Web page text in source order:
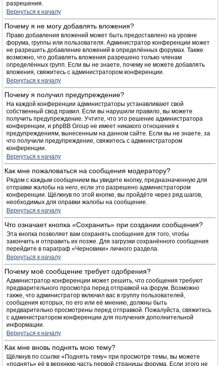
разрешения.
Вернуться к началу
Почему я не могу добавлять вложения?
Право добавления вложений может быть предоставлено на уровне
форума, группы или пользователя. Администратор конференции может
не разрешить добавление вложений в определённых форумах. Также
возможно, что добавлять вложения разрешено только членам
определённых групп. Если вы не знаете, почему не можете добавлять
вложения, свяжитесь с администратором конференции.
Вернуться к началу
Почему я получил предупреждение?
На каждой конференции администраторы устанавливают свой
собственный свод правил. Если вы нарушили правило, вы можете
получить предупреждение. Учтите, что это решение администратора
конференции, и phpBB Group не имеет никакого отношения к
предупреждениям, вынесенным на данном сайте. Если вы не знаете, за
что получили предупреждение, свяжитесь с администратором
конференции.
Вернуться к началу
Как мне пожаловаться на сообщения модератору?
Рядом с каждым сообщением вы увидите кнопку, предназначенную для
отправки жалобы на него, если это разрешено администратором
конференции. Щёлкнув по этой кнопке, вы пройдёте через ряд шагов,
необходимых для оправки жалобы на сообщение.
Вернуться к началу
Что означает кнопка «Сохранить» при создании сообщения?
Эта кнопка позволяет вам сохранять сообщения для того, чтобы
закончить и отправить их позже. Для загрузки сохранённого сообщения
перейдите в параграф «Черновики» личного раздела.
Вернуться к началу
Почему моё сообщение требует одобрения?
Администратор конференции может решить, что сообщения требуют
предварительного просмотра перед отправкой на форум. Возможно
также, что администратор включил вас в группу пользователей,
сообщения которых, по его или её мнению, должны быть
предварительно просмотрены перед отправкой. Пожалуйста, свяжитесь
с администратором конференции для получения дополнительной
информации.
Вернуться к началу
Как мне вновь поднять мою тему?
Щёлкнув по ссылке «Поднять тему» при просмотре темы, вы можете
«поднять» её в верхнюю часть первой страницы форума. Если этого не